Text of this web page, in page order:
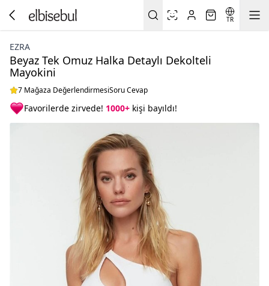
TR
EZRA
Beyaz Tek Omuz Halka Detaylı Dekolteli
Mayokini
7 Mağaza DeğerlendirmesiSoru Cevap
Favorilerde zirvede! 1000+ kişi bayıldı!